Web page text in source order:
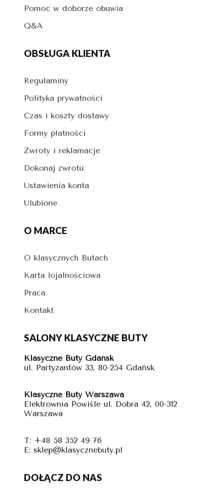
Pomoc w doborze obuwia
Q&A
OBSŁUGA KLIENTA
Regulaminy
Polityka prywatności
Czas i koszty dostawy
Formy płatności
Zwroty i reklamacje
Dokonaj zwrotu
Ustawienia konta
Ulubione
O MARCE
O klasycznych Butach
Karta lojalnościowa
Praca
Kontakt
SALONY KLASYCZNE BUTY
Klasyczne Buty Gdańsk
ul. Partyzantów 33, 80-254 Gdańsk
Klasyczne Buty Warszawa
Elektrownia Powiśle ul. Dobra 42, 00-312
Warszawa
T: +48 58 352 49 76
E: sklep@klasycznebuty.pl
DOŁĄCZ DO NAS